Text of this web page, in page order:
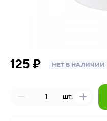
125 ₽ НЕТ В НАЛИЧИИ
шт.